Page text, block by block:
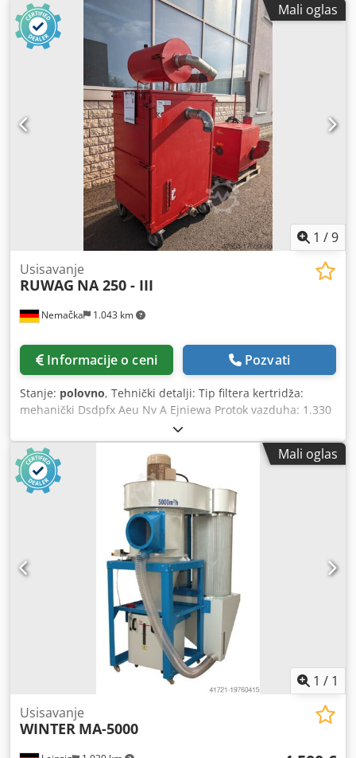
Mali oglas
1 /9
Nemačka 1.043 km
Usisavanje
RUWAG NA 250 - III
Informacije o ceni Pozvati
Stanje: polovno, Tehnički detalji: Tip filtera kertridža:
mehanički Dsdpfx Aeu Nv A Ejniewa Protok vazduha: 1.330
m³ / h Ukupna potrebna snaga: 40 kV Težina mašine cca.:
cca. 300 kg Mobilni sistem za ekstrakciju sa mokrim
separatorom - Industrijski sistem za ekstrakciju Koristi se
za zapaljive prašine (za aluminijumske i magnezijumske
prašine); EKS zaštićen Tip: Kućište od čeličnog lima Prašina
klasa prašine M 10m² i klasa prašine H 10 m² Kolektor
prašine: -veličina Ø 580 k 1.000mm -Priključak cevi Ø 160 k
60mm -Mehanički filter Kontejner za prašinu: -Veličina Ø
580 k 550mm -sa 4 točka Ø 100x36mm) okretni Separator
vode: -sa odvodnim ventilom 2 "sa ručnom polugom -maks.
kapacitet 75 litara *
Mali oglas
1 / 1
Usisavanje
WINTER MA-5000